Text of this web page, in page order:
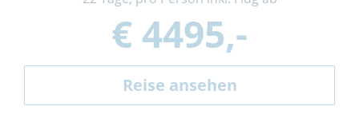
€ 4495,-
Reise ansehen